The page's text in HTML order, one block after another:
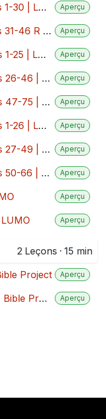
Matthieu chapitre 25 versets 1-30 | LUMO Aperçu
Matthieu chapitre 25 versets 31-46 R | LUMO Aperçu
Matthieu chapitre 26 versets 1-25 | LUMO Aperçu
Matthieu chapitre 26 versets 26-46 | LUMO Aperçu
Matthieu chapitre 26 versets 47-75 | LUMO Aperçu
Matthieu chapitre 27 versets 1-26 | LUMO Aperçu
Matthieu chapitre 27 versets 27-49 | LUMO Aperçu
Matthieu chapitre 27 versets 50-66 | LUMO Aperçu
Aperçu
Aperçu
2 Leçons · 15 min
Project
Aperçu
Matthieu 14–28 - Synthèse | Bible Project Aperçu